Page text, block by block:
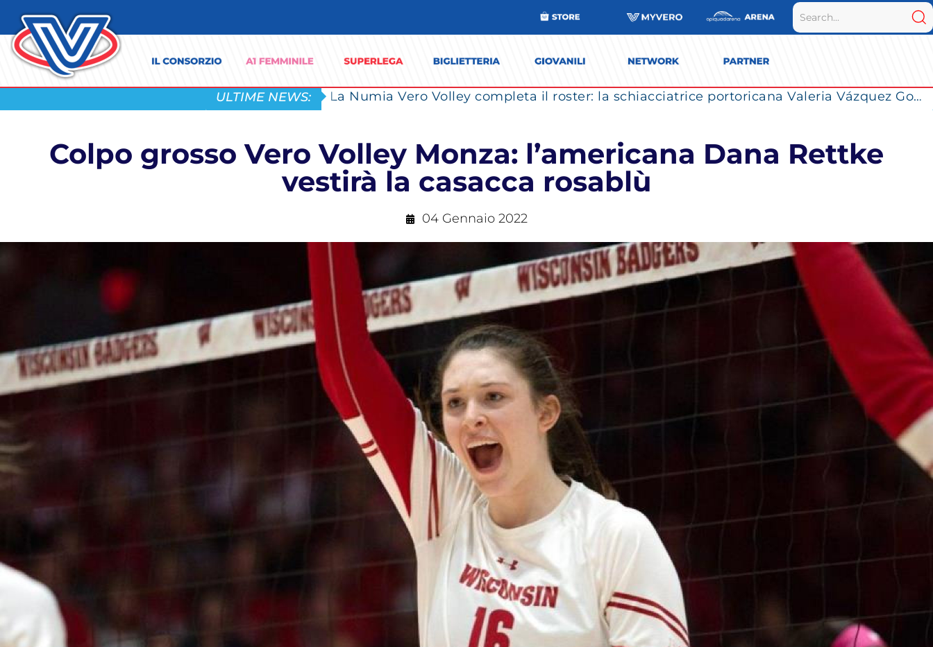
ULTIME NEWS: La Numia Vero Volley completa il roster: la schiacciatrice portoricana Valeria Vázquez Gomez è l’ultimo innesto di Milano per la stagione 2026/2027
Colpo grosso Vero Volley Monza: l’americana Dana Rettke
vestirà la casacca rosablù
04 Gennaio 2022